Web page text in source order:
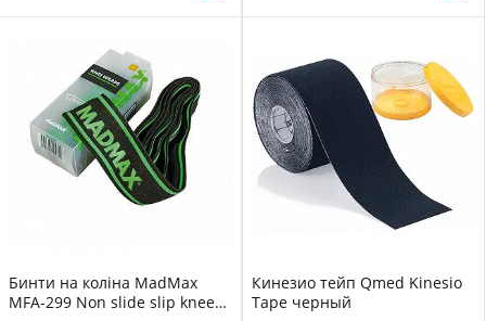
Бинти на коліна MadMax
MFA-299 Non slide slip knee
Кинезио тейп Qmed Kinesio
Tape черный